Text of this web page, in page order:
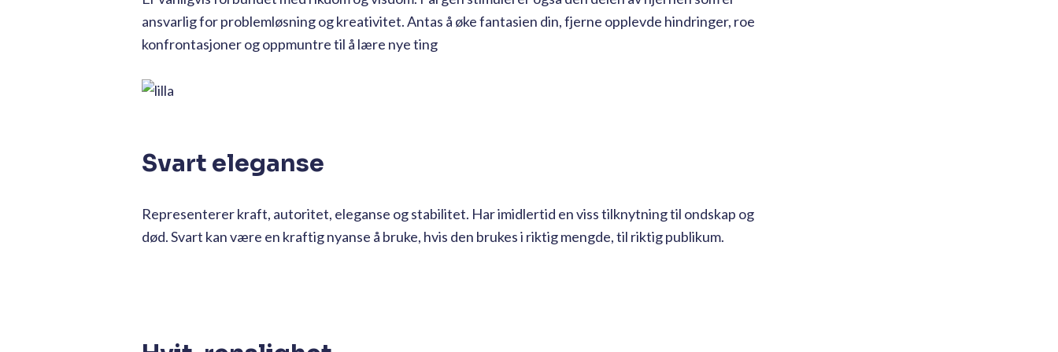
ansvarlig for problemløsning og kreativitet. Antas å øke fantasien din, fjerne opplevde hindringer, roe
konfrontasjoner og oppmuntre til å lære nye ting
Svart eleganse
Representerer kraft, autoritet, eleganse og stabilitet. Har imidlertid en viss tilknytning til ondskap og
død. Svart kan være en kraftig nyanse å bruke, hvis den brukes i riktig mengde, til riktig publikum.